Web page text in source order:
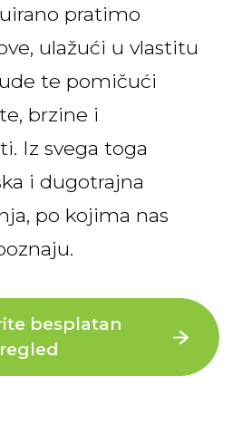
pratimo
ulažući u vlastitu
te pomičući
brzine i
Iz svega toga
i dugotrajna
po kojima nas
besplatan